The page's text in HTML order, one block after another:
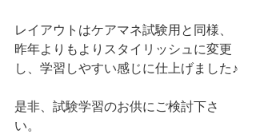
レイアウトはケアマネ試験用と同様、
昨年よりもよりスタイリッシュに変更
し、学習しやすい感じに仕上げました♪
是非、試験学習のお供にご検討下さ
い。